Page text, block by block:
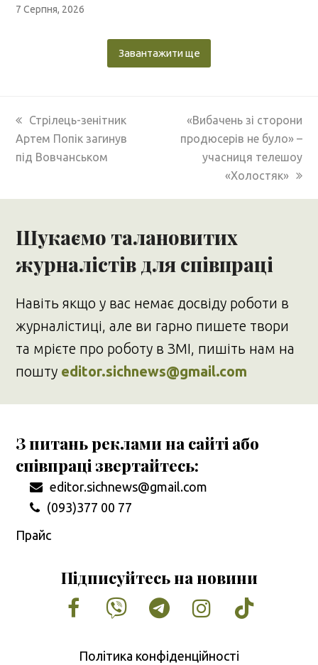
7 Серпня, 2026
Завантажити ще
previous
post:
Стрілець-зенітник
Артем Попік загинув
під Вовчанськом
next
post:
«Вибачень зі сторони
продюсерів не було» –
учасниця телешоу
«Холостяк»
Шукаємо талановитих
журналістів для співпраці
Навіть якщо у вас немає досвіду роботи в
журналістиці, але ви гарно пишете твори
та мрієте про роботу в ЗМІ, пишіть нам на
пошту editor.sichnews@gmail.com
З питань реклами на сайті або
співпраці звертайтесь:
editor.sichnews@gmail.com
(093)377 00 77
Прайс
Підписуйтесь на новини
Facebook
VimeoTumblrInstagram
Tiktok
Політика конфіденційності